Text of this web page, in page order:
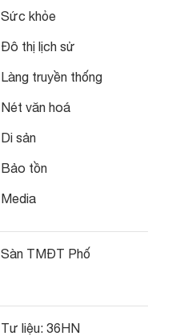
Sức khỏe
Đô thị lịch sử
Làng truyền thống
Nét văn hoá
Di sản
Bảo tồn
Media
Sàn TMĐT Phố
Tư liệu: 36HN